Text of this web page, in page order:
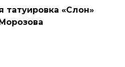
татуировка «Слон»